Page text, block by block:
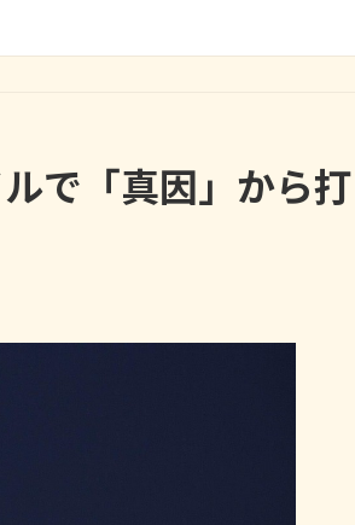
で「真因」から